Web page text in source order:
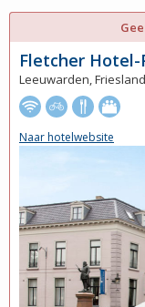
Fletcher
Leeuwarden, Friesland
Naar hotelwebsite